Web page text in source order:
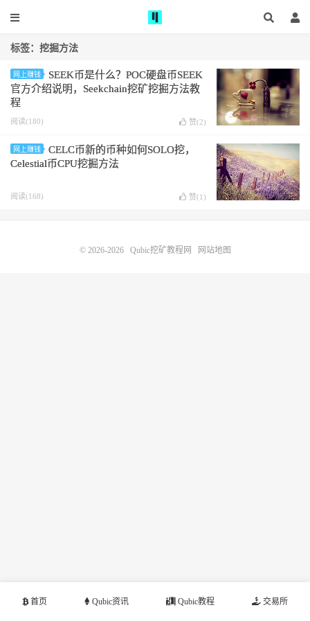
标签：挖掘方法
网上赚钱
SEEK币是什么？POC硬盘币SEEK
官方介绍说明，Seekchain挖矿挖掘方法教
程
阅读(180) 赞(2)
网上赚钱
CELC币新的币种如何SOLO挖，
Celestial币CPU挖掘方法
阅读(168) 赞(1 )
首页 Qubic资讯 Qubic教程 交易所
© 2026-2026 Qubic挖矿教程网 网站地图